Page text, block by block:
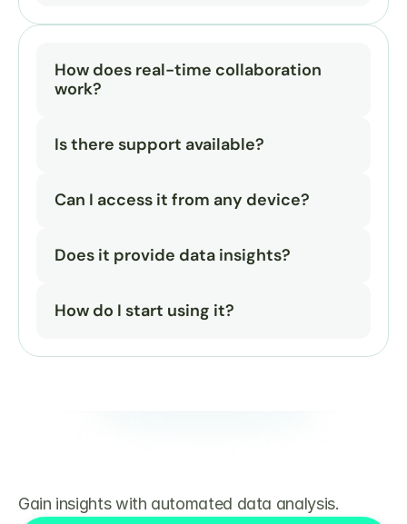
How does real-time collaboration
work?
Is there support available?
Can I access it from any device?
Does it provide data insights?
How do I start using it?
Gain insights with automated data analysis.